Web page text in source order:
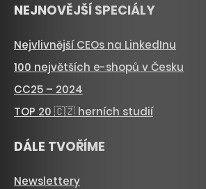
NEJNOVĚJŠÍ SPECIÁLY
Nejvlivnější CEOs na LinkedInu
100 největších e-shopů v Česku
CC25 – 2024
TOP 20 🇨🇿 herních studií
DÁLE TVOŘÍME
Newslettery